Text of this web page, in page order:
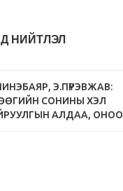
НИЙТЛЭЛ
Э.ПҮРЭВЖАВ:
СОНИНЫ ХЭЛ
АЛДАА, ОНОО